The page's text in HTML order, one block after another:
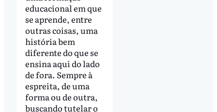
educacional em que
se aprende, entre
outras coisas, uma
história bem
diferente do que se
ensina aqui do lado
de fora. Sempre à
espreita, de uma
forma ou de outra,
buscando tutelar o